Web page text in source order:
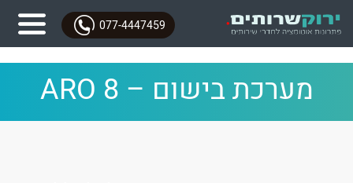
077-4447459
מערכת בישום – ARO 8